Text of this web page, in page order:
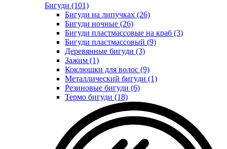
Бигуди (101)
Бигуди на липучках (26)
Бигуди ночные (26)
Бигуди пластмассовые на краб (3)
Бигуди пластмассовый (9)
Деревянные бигуди (3)
Зажим (1)
Коклюшки для волос (9)
Металлический бигуди (1)
Резиновые бигуди (6)
Термо бигуди (18)